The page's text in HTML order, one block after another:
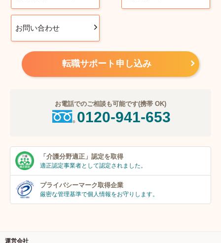
お問い合わせ
転職サポート申し込み
お電話でのご相談も可能です(携帯 OK)
0120-941-653
「介護分野適正」 認定を取得
適正認定事業者として認定されました。
プライバシーマーク取得企業
厳密な管理基準で個人情報をお守りします。
運営会社